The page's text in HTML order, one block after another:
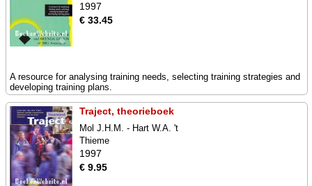
1997
€ 33.45
A resource for analysing training needs, selecting training strategies and
developing training plans.
Traject, theorieboek
Mol J.H.M. - Hart W.A. 't
Thieme
1997
€ 9.95